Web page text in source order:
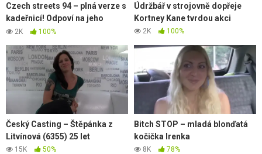
Czech streets 94 – plná verze s
kadeřnicí! Odpoví na jeho
nabídku
2K 100%
Údržbář v strojovně dopřeje
Kortney Kane tvrdou akci
2K 100%
Český Casting – Štěpánka z
Litvínová (6355) 25 let
15K 50%
Bitch STOP – mladá blonďatá
kočička Irenka
8K 78%